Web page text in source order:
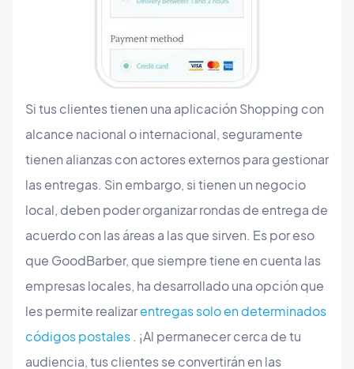
Si tus clientes tienen una aplicación Shopping con
alcance nacional o internacional, seguramente
tienen alianzas con actores externos para gestionar
las entregas. Sin embargo, si tienen un negocio
local, deben poder organizar rondas de entrega de
acuerdo con las áreas a las que sirven. Es por eso
que GoodBarber, que siempre tiene en cuenta las
empresas locales, ha desarrollado una opción que
les permite realizarentregassolo en determinados
códigos postales . ¡Al permanecer cerca de tu
audiencia, tus clientes se convertirán en las